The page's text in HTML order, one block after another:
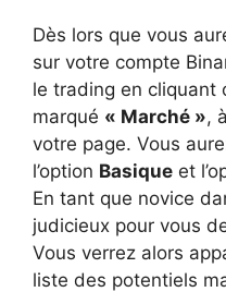
Dès lors que vous
sur votre compte
le trading en cliquant
marqué « Marché »,
votre page. Vous
l’option Basique et
En tant que novice
judicieux pour vous
Vous verrez alors
liste des potentiels